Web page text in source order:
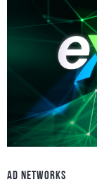
AD NETWORKS